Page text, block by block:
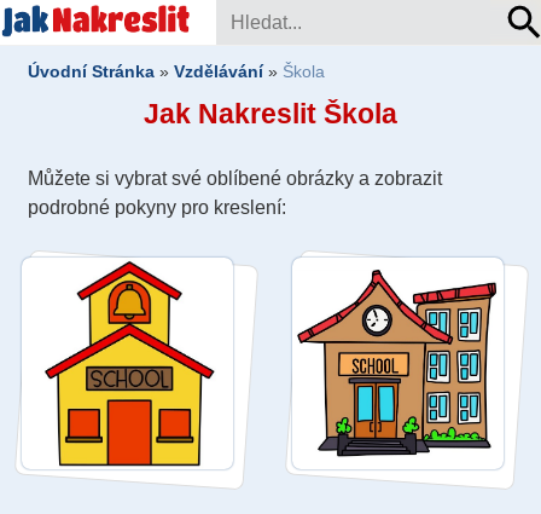
Úvodní Stránka »Vzdělávání» Škola
Jak Nakreslit Škola
Můžete si vybrat své oblíbené obrázky a zobrazit
podrobné pokyny pro kreslení: